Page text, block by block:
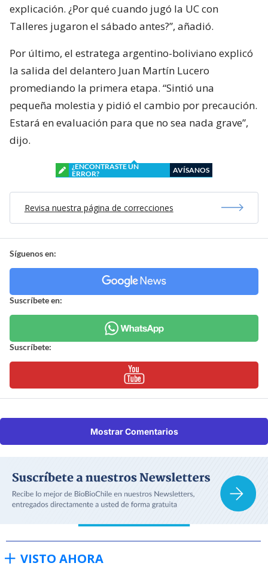
explicación. ¿Por qué cuando jugó la UC con
Talleres jugaron el sábado antes?”, añadió.
Por último, el estratega argentino-boliviano explicó
la salida del delantero Juan Martín Lucero
promediando la primera etapa. “Sintió una
pequeña molestia y pidió el cambio por precaución.
Estará en evaluación para que no sea nada grave”,
dijo.
¿ENCONTRASTE UN
ERROR?
AVÍSANOS
Revisa nuestra página de correcciones
Síguenos en:
Suscríbete en:
Suscríbete:
Mostrar Comentarios
VISTO AHORA